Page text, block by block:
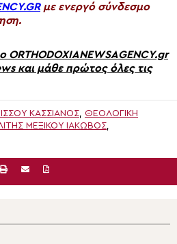
με ενεργό σύνδεσμο
ORTHODOXIANEWSAGENCY.gr
και μάθε πρώτος όλες τις
ΚΑΣΣΙΑΝΌΣ, ΘΕΟΛΟΓΙΚΉ
ΜΕΞΙΚΟΎ ΙΆΚΩΒΟΣ,